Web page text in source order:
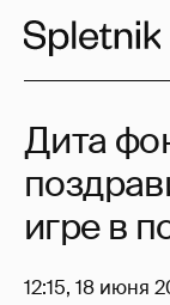
Дита
игре в
12:15, 18 июня